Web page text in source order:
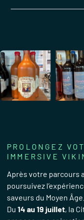
PROLONGEZ
IMMERSIVE
Après votre parcours
poursuivez
saveurs du Moyen Âge.
Du 14 au 19 juillet, la